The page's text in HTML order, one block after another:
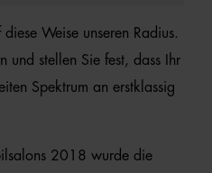
Weise unseren Radius.
und stellen Sie fest, dass Ihr
Spektrum an erstklassig
2018 wurde die